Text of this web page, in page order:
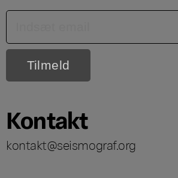
Kontakt
kontakt@seismograf.org